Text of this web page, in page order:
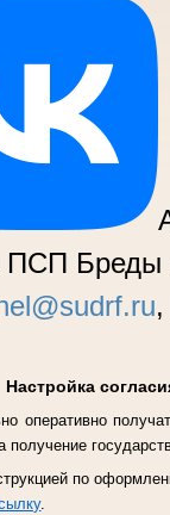
ПСП Бреды
Настройка
оперативно
получение
по
.